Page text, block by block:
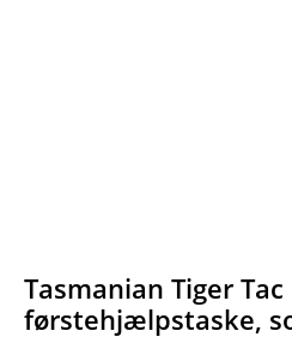
Tasmanian Tiger
førstehjælpstaske,